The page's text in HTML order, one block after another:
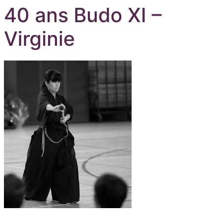
40 ans Budo XI –
Virginie